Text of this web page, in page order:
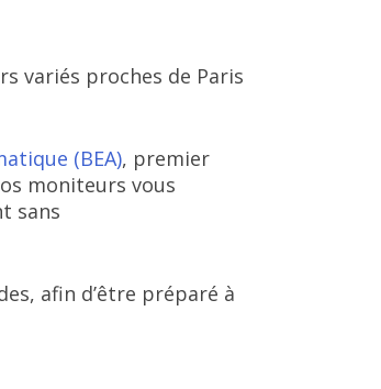
variés proches de Paris
(BEA), premier
moniteurs vous
sans
afin d’être préparé à